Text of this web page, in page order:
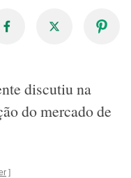
discutiu na
do mercado de